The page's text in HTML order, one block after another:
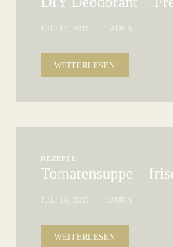
JULI 12, 2017 LAURA
WEITERLESEN
REZEPTE
Tomatensuppe –
JULI 16, 2017 LAURA
WEITERLESEN